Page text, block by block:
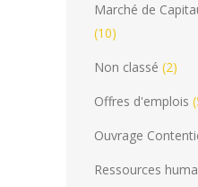
Marché de
(10)
Non classé (2)
Offres d'emplois
Ouvrage
Ressources